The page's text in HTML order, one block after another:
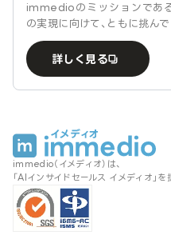
immedioのミッションである
の実現に向けて、ともに挑ん
詳しく見る
immedio（イメディオ）は、
「AIインサイドセールス イメディオ」を